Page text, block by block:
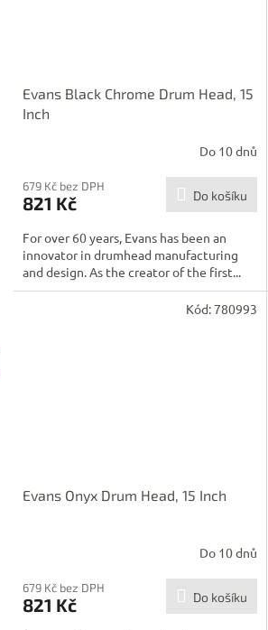
Evans Black Chrome Drum Head, 15
Inch
Do 10 dnů
679 Kč bez DPH
821 Kč Do košíku
For over 60 years, Evans has been an
innovator in drumhead manufacturing
and design. As the creator of the first...
Evans Onyx Drum Head, 15 Inch
Do 10 dnů
679 Kč bez DPH
821 Kč Do košíku
Kód:780993